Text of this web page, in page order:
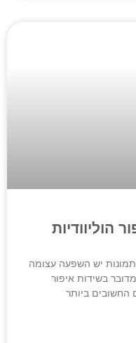
הוליוודיות
יש השפעה עצומה
בשידות איפור
החשובים ביותר